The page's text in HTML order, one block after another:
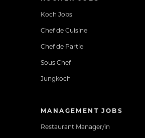
Koch Jobs
Chef de Cuisine
Chef de Partie
Sous Chef
Jungkoch
MANAGEMENT JOBS
Restaurant Manager/in